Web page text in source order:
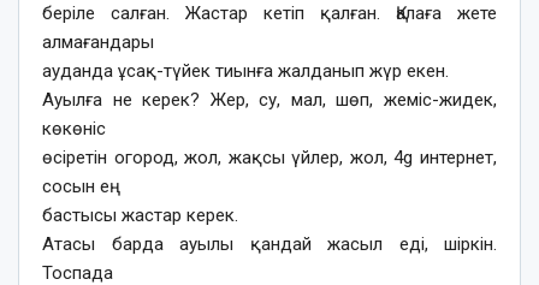
беріле салған. Жастар кетіп қалған. Қалаға жете
алмағандары
ауданда ұсақ-түйек тиынға жалданып жүр екен.
Ауылға не керек? Жер, су, мал, шөп, жеміс-жидек,
көкөніс
өсіретін огород, жол, жақсы үйлер, жол, 4g интернет,
сосын ең
бастысы жастар керек.
Атасы барда ауылы қандай жасыл еді, шіркін.
Тоспада